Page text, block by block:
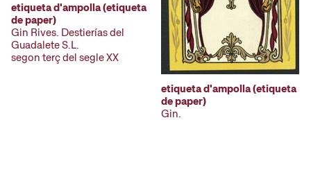
etiqueta d'ampolla (etiqueta
de paper)
Gin Rives. Destierías del
Guadalete S.L.
segon terç del segle XX
etiqueta d'ampolla (etiqueta
de paper)
Gin.